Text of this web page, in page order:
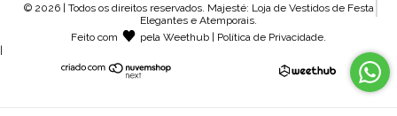
© 2026 | Todos os direitos reservados. Majesté: Loja de Vestidos de Festa
Elegantes e Atemporais.
Feito com
pelaWeethub Política de Privacidade.
|